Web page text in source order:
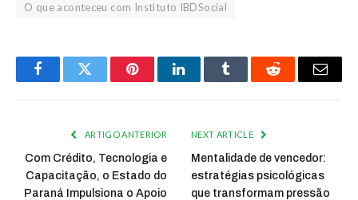
O que aconteceu com Instituto IBDSocial
FacebookTwitter PinterestLinkedInTumblr Reddit Email
ARTIGO ANTERIOR
Com Crédito, Tecnologia e
Capacitação, o Estado do
Paraná Impulsiona o Apoio
NEXT ARTICLE
Mentalidade de vencedor:
estratégias psicológicas
que transformam pressão